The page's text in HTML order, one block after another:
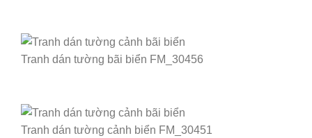
Tranh dán tường bãi biển FM_30456
Tranh dán tường cảnh biển FM_30451